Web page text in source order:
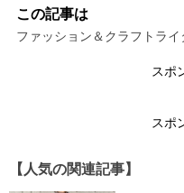
Kurogouchiの「シアーク
細見えさせて。
【秋の通勤スタイル】大
この記事は
ファッション＆クラフトライ
スポ
スポ
【人気の関連記事】